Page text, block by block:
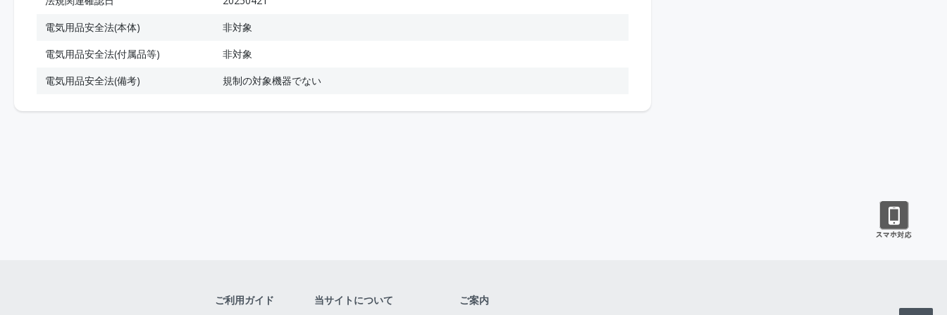
電気用品安全法(本体)
非対象
電気用品安全法(付属品等)
非対象
電気用品安全法(備考)
規制の対象機器でない
ご利用ガイド 当サイトについて ご案内